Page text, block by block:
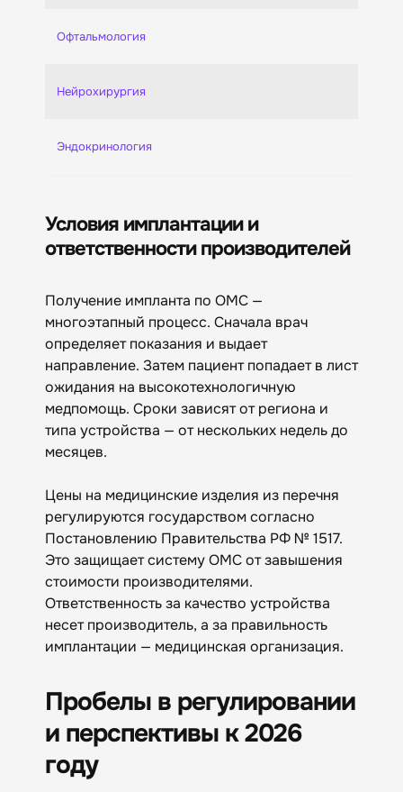
Офтальмология
Нейрохирургия
Эндокринология
Условия имплантации и
ответственности производителей
Получение импланта по ОМС —
многоэтапный процесс. Сначала врач
определяет показания и выдает
направление. Затем пациент попадает в лист
ожидания на высокотехнологичную
медпомощь. Сроки зависят от региона и
типа устройства — от нескольких недель до
месяцев.
Цены на медицинские изделия из перечня
регулируются государством согласно
Постановлению Правительства РФ № 1517.
Это защищает систему ОМС от завышения
стоимости производителями.
Ответственность за качество устройства
несет производитель, а за правильность
имплантации — медицинская организация.
Пробелы в регулировании
и перспективы к 2026
году